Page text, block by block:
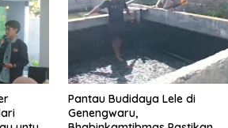
Pantau Budidaya Lele di
Genengwaru,